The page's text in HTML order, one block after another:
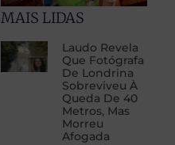
MAIS LIDAS
Laudo Revela
Que Fotógrafa
De Londrina
Sobreviveu À
Queda De 40
Metros, Mas
Morreu
Afogada